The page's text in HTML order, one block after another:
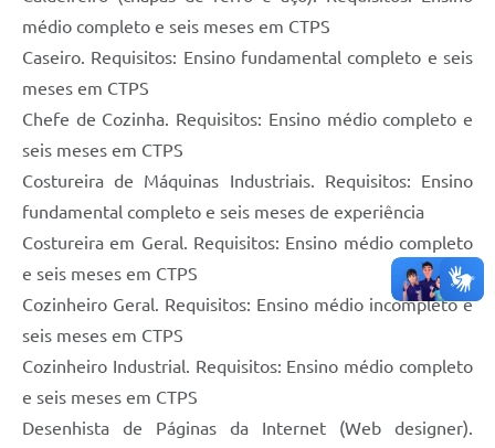
médio completo e seis meses em CTPS
Caseiro. Requisitos: Ensino fundamental completo e seis
meses em CTPS
Chefe de Cozinha. Requisitos: Ensino médio completo e
seis meses em CTPS
Costureira de Máquinas Industriais. Requisitos: Ensino
fundamental completo e seis meses de experiência
Costureira em Geral. Requisitos: Ensino médio completo
e seis meses em CTPS
Cozinheiro Geral. Requisitos: Ensino médio incompleto e
seis meses em CTPS
Cozinheiro Industrial. Requisitos: Ensino médio completo
e seis meses em CTPS
Desenhista de Páginas da Internet (Web designer).